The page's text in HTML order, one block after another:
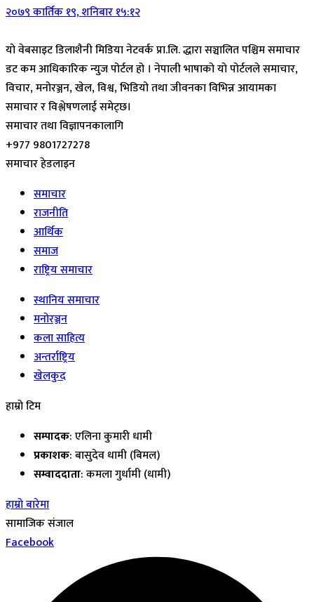
२०७९ कार्तिक १९, शनिबार १५:१२
यो वेबसाइट डिलाशैनी मिडिया नेटवर्क प्रा.लि. द्धारा सञ्चालित पश्चिम समाचार
डट कम आधिकारिक न्युज पोर्टल हो । नेपाली भाषाको यो पोर्टलले समाचार,
विचार, मनोरञ्जन, खेल, विश्व, भिडियो तथा जीवनका विभिन्न आयामका
समाचार र विश्लेषणलाई समेट्छ।
समाचार तथा विज्ञापनकालागि
+977 9801727278
समाचार हेडलाइन
समाचार
राजनीति
आर्थिक
समाज
राष्ट्रिय समाचार
स्थानिय समाचार
मनोरञ्जन
कला साहित्य
अन्तर्राष्ट्रिय
खेलकुद
हाम्रो टिम
सम्पादक: एलिना कुमारी धामी
प्रकाशक: बासुदेव धामी (बिमल)
सम्वाददाता: कमला गुर्धामी (धामी)
हाम्रो बारेमा
सामाजिक संजाल
Facebook